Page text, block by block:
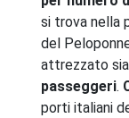
si trova nella
del
attrezzato sia
passeggeri.
porti italiani